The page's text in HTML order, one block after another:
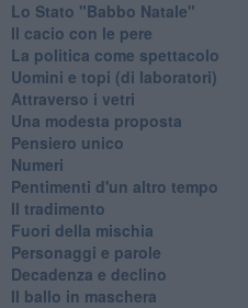
Lo Stato "Babbo Natale"
Il cacio con le pere
La politica come spettacolo
Uomini e topi (di laboratori)
Attraverso i vetri
Una modesta proposta
Pensiero unico
Numeri
Pentimenti d'un altro tempo
Il tradimento
Fuori della mischia
Personaggi e parole
Decadenza e declino
Il ballo in maschera